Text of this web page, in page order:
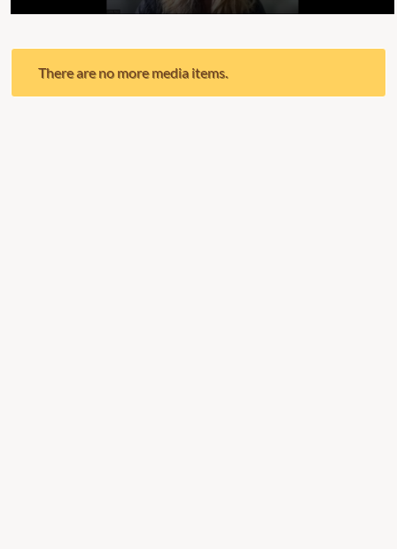
There are no more media items.